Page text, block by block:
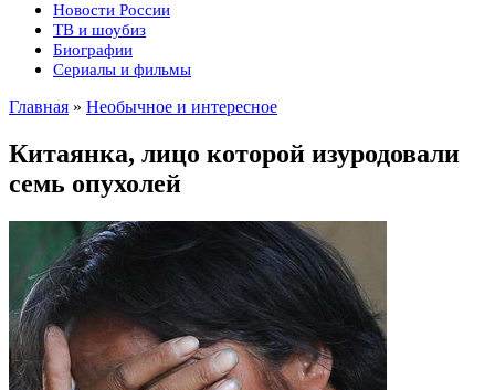
Новости России
ТВ и шоубиз
Биографии
Сериалы и фильмы
Главная » Необычное и интересное
Китаянка, лицо которой изуродовали
семь опухолей